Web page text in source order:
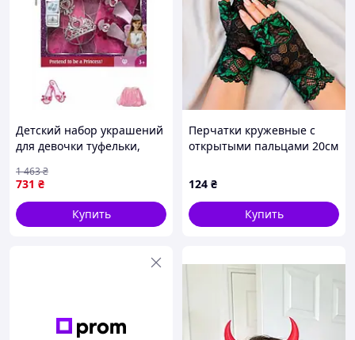
Детский набор украшений
для девочки туфельки,
волшебная палочка |
Игрушечный набор
принцессы | APEX
731 ₴
1 463₴
Купить
Перчатки кружевные с
открытыми пальцами 20см
124 ₴
Купить